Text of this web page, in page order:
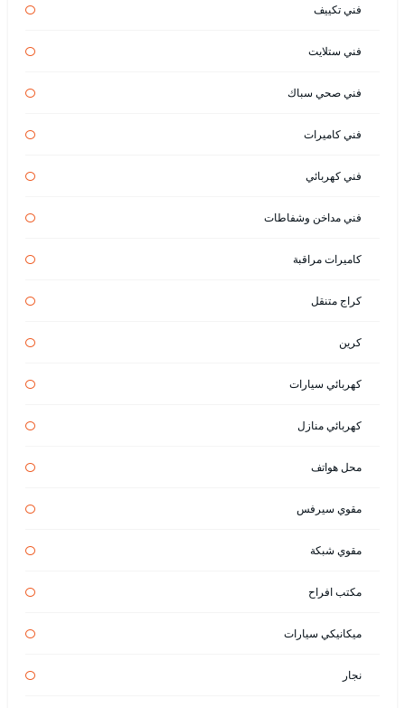
فني تكييف
فني ستلايت
فني صحي سباك
فني كاميرات
فني كهربائي
فني مداخن وشفاطات
كاميرات مراقبة
كراج متنقل
كرين
كهربائي سيارات
كهربائي منازل
محل هواتف
مقوي سيرفس
مقوي شبكة
مكتب افراح
ميكانيكي سيارات
نجار